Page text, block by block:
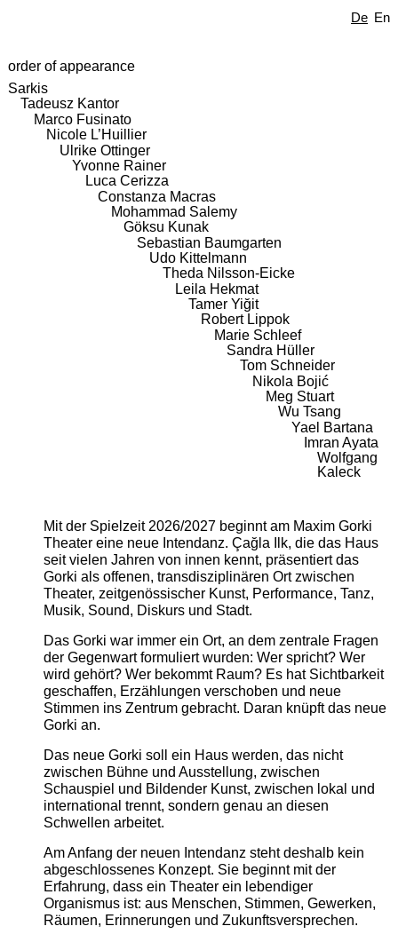
De En
order of appearance
Sarkis
Tadeusz Kantor
Marco Fusinato
Nicole L’Huillier
Ulrike Ottinger
Yvonne Rainer
Luca Cerizza
Constanza Macras
Mohammad Salemy
Göksu Kunak
Sebastian Baumgarten
Udo Kittelmann
Theda Nilsson-Eicke
Leila Hekmat
Tamer Yiğit
Robert Lippok
Marie Schleef
Sandra Hüller
Tom Schneider
Nikola Bojić
Meg Stuart
Wu Tsang
Yael Bartana
Imran Ayata
Wolfgang
Kaleck
Mit der Spielzeit 2026/2027 beginnt am Maxim Gorki
Theater eine neue Intendanz. Çağla Ilk, die das Haus
seit vielen Jahren von innen kennt, präsentiert das
Gorki als offenen, transdisziplinären Ort zwischen
Theater, zeitgenössischer Kunst, Performance, Tanz,
Musik, Sound, Diskurs und Stadt.
Das Gorki war immer ein Ort, an dem zentrale Fragen
der Gegenwart formuliert wurden: Wer spricht? Wer
wird gehört? Wer bekommt Raum? Es hat Sichtbarkeit
geschaffen, Erzählungen verschoben und neue
Stimmen ins Zentrum gebracht. Daran knüpft das neue
Gorki an.
Das neue Gorki soll ein Haus werden, das nicht
zwischen Bühne und Ausstellung, zwischen
Schauspiel und Bildender Kunst, zwischen lokal und
international trennt, sondern genau an diesen
Schwellen arbeitet.
Am Anfang der neuen Intendanz steht deshalb kein
abgeschlossenes Konzept. Sie beginnt mit der
Erfahrung, dass ein Theater ein lebendiger
Organismus ist: aus Menschen, Stimmen, Gewerken,
Räumen, Erinnerungen und Zukunftsversprechen.